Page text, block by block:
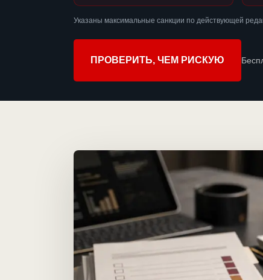
Указаны максимальные санкции по действующей
ПРОВЕРИТЬ, ЧЕМ РИСКУЮ